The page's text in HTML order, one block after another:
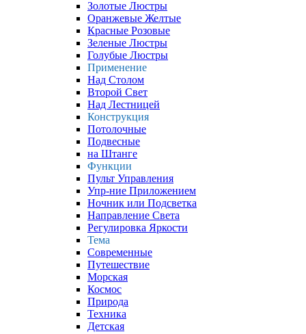
Золотые Люстры
Оранжевые Желтые
Красные Розовые
Зеленые Люстры
Голубые Люстры
Применение
Над Столом
Второй Свет
Над Лестницей
Конструкция
Потолочные
Подвесные
на Штанге
Функции
Пульт Управления
Упр-ние Приложением
Ночник или Подсветка
Направление Света
Регулировка Яркости
Тема
Современные
Путешествие
Морская
Космос
Природа
Техника
Детская